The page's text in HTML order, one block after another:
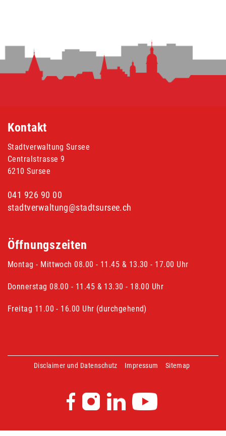
Kontakt
Stadtverwaltung Sursee
Centralstrasse 9
6210 Sursee
041 926 90 00
stadtverwaltung@stadtsursee.ch
Öffnungszeiten
Montag - Mittwoch 08.00 - 11.45 & 13.30 - 17.00 Uhr
Donnerstag 08.00 - 11.45 & 13.30 - 18.00 Uhr
Freitag 11.00 - 16.00 Uhr (durchgehend)
Disclaimer und Datenschutz Impressum Sitemap